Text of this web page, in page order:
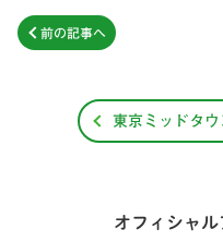
前の記事へ
東京ミッドタ
オフィシャ